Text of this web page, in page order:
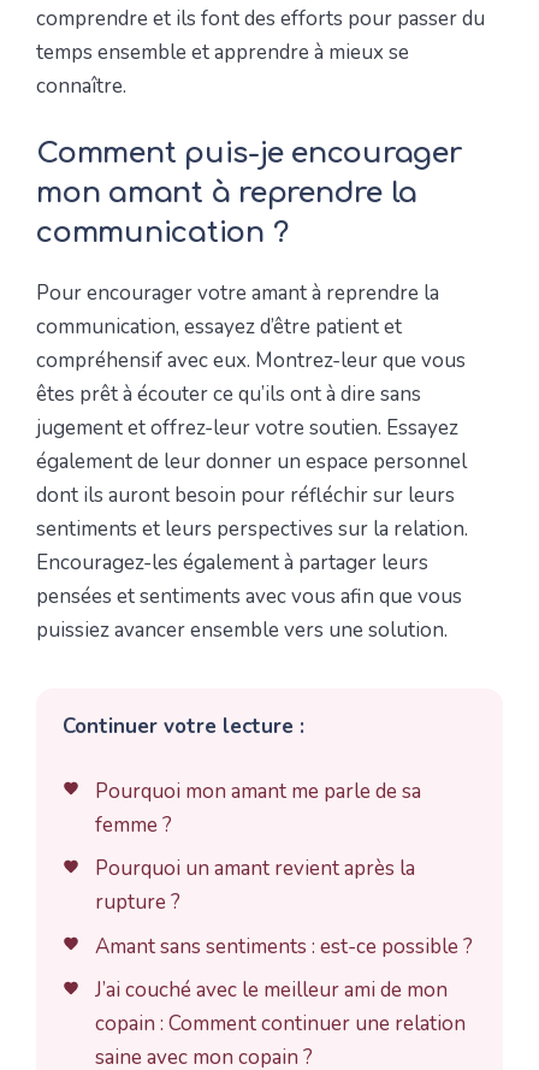
comprendre et ils font des efforts pour passer du
temps ensemble et apprendre à mieux se
connaître.
Comment puis-je encourager
mon amant à reprendre la
communication ?
Pour encourager votre amant à reprendre la
communication, essayez d’être patient et
compréhensif avec eux. Montrez-leur que vous
êtes prêt à écouter ce qu’ils ont à dire sans
jugement et offrez-leur votre soutien. Essayez
également de leur donner un espace personnel
dont ils auront besoin pour réfléchir sur leurs
sentiments et leurs perspectives sur la relation.
Encouragez-les également à partager leurs
pensées et sentiments avec vous afin que vous
puissiez avancer ensemble vers une solution.
Continuer votre lecture :
Pourquoi mon amant me parle de sa
femme ?
Pourquoi un amant revient après la
rupture ?
Amant sans sentiments : est-ce possible ?
J’ai couché avec le meilleur ami de mon
copain : Comment continuer une relation
saine avec mon copain ?